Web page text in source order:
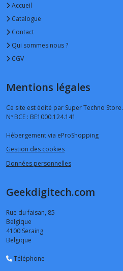
Accueil
Catalogue
Contact
Qui sommes nous ?
CGV
Mentions légales
Ce site est édité par Super Techno Store.
Nº BCE : BE1000.124.141
Hébergement via eProShopping
Gestion des cookies
Données personnelles
Geekdigitech.com
Rue du faisan, 85
Belgique
4100 Seraing
Belgique
Téléphone